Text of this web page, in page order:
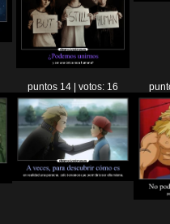
puntos 14 | votos: 16